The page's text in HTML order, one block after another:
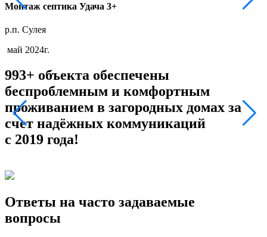
Монтаж септика Удача 3+
р.п. Сулея
май 2024г.
993+ объекта обеспечены
беспроблемным и комфортным
проживанием в загородных домах за
счет надёжных коммуникаций
с 2019 года!
Ответы на часто задаваемые
вопросы